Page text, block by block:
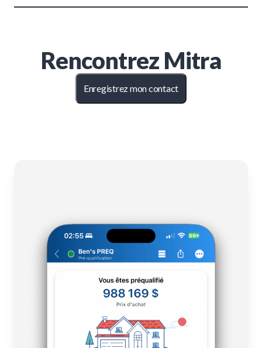
Rencontrez Mitra
Enregistrez mon contact